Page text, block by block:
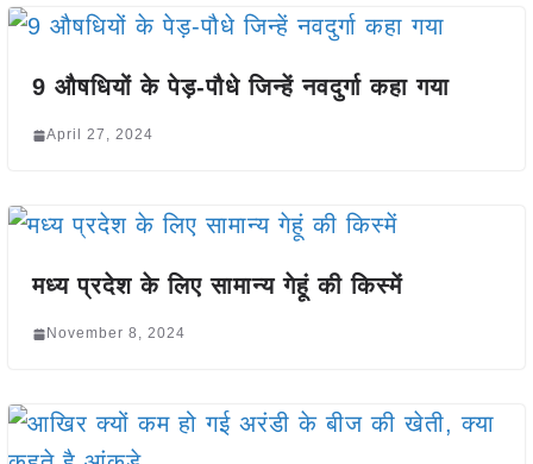
9 औषधियों के पेड़-पौधे जिन्हें नवदुर्गा कहा गया
April 27, 2024
मध्य प्रदेश के लिए सामान्य गेहूं की किस्में
November 8, 2024